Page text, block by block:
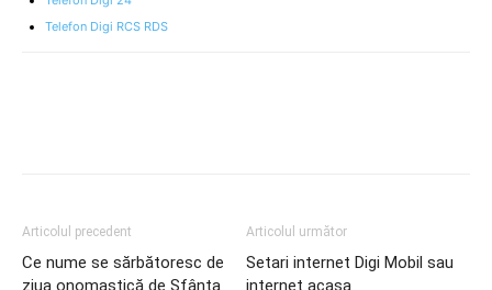
Telefon Digi RCS RDS
Articolul precedent
Ce nume se sărbătoresc de
ziua onomastică de Sfânta
Articolul următor
Setari internet Digi Mobil sau
internet acasa